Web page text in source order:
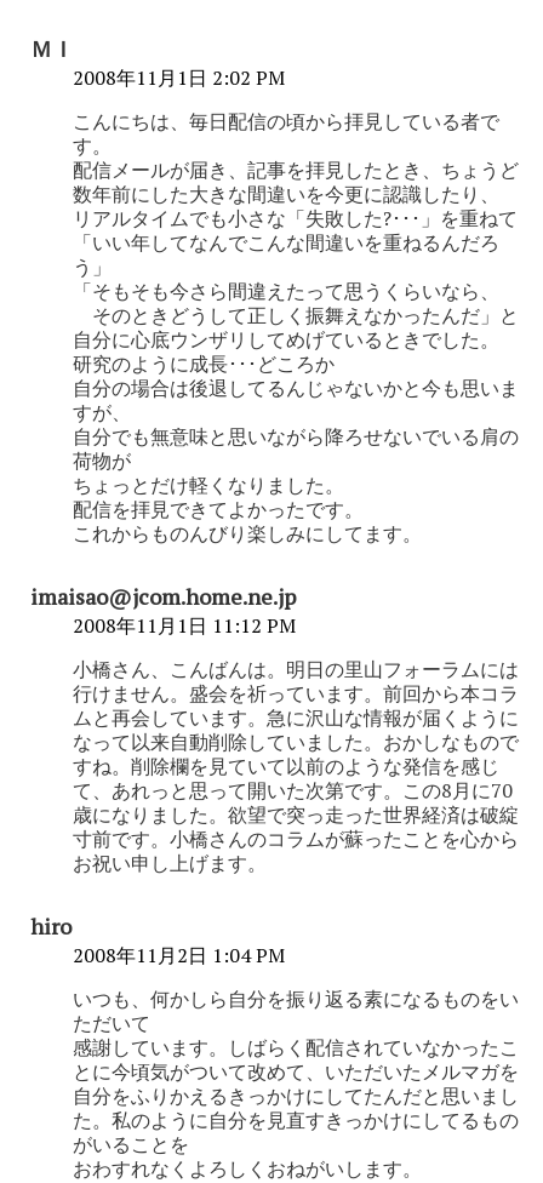
ＭＩ
2008年11月1日 2:02 PM
こんにちは、毎日配信の頃から拝見している者で
す。
配信メールが届き、記事を拝見したとき、ちょうど
数年前にした大きな間違いを今更に認識したり、
リアルタイムでも小さな「失敗した?･･･」を重ねて
「いい年してなんでこんな間違いを重ねるんだろ
う」
「そもそも今さら間違えたって思うくらいなら、
そのときどうして正しく振舞えなかったんだ」と
自分に心底ウンザリしてめげているときでした。
研究のように成長･･･どころか
自分の場合は後退してるんじゃないかと今も思いま
すが、
自分でも無意味と思いながら降ろせないでいる肩の
荷物が
ちょっとだけ軽くなりました。
配信を拝見できてよかったです。
これからものんびり楽しみにしてます。
imaisao@jcom.home.ne.jp
2008年11月1日 11:12 PM
小橋さん、こんばんは。明日の里山フォーラムには
行けません。盛会を祈っています。前回から本コラ
ムと再会しています。急に沢山な情報が届くように
なって以来自動削除していました。おかしなもので
すね。削除欄を見ていて以前のような発信を感じ
て、あれっと思って開いた次第です。この8月に70
歳になりました。欲望で突っ走った世界経済は破綻
寸前です。小橋さんのコラムが蘇ったことを心から
お祝い申し上げます。
hiro
2008年11月2日 1:04 PM
いつも、何かしら自分を振り返る素になるものをい
ただいて
感謝しています。しばらく配信されていなかったこ
とに今頃気がついて改めて、いただいたメルマガを
自分をふりかえるきっかけにしてたんだと思いまし
た。私のように自分を見直すきっかけにしてるもの
がいることを
おわすれなくよろしくおねがいします。